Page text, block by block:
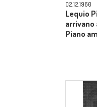
02.12.1960
Lequio
arrivano
Piano